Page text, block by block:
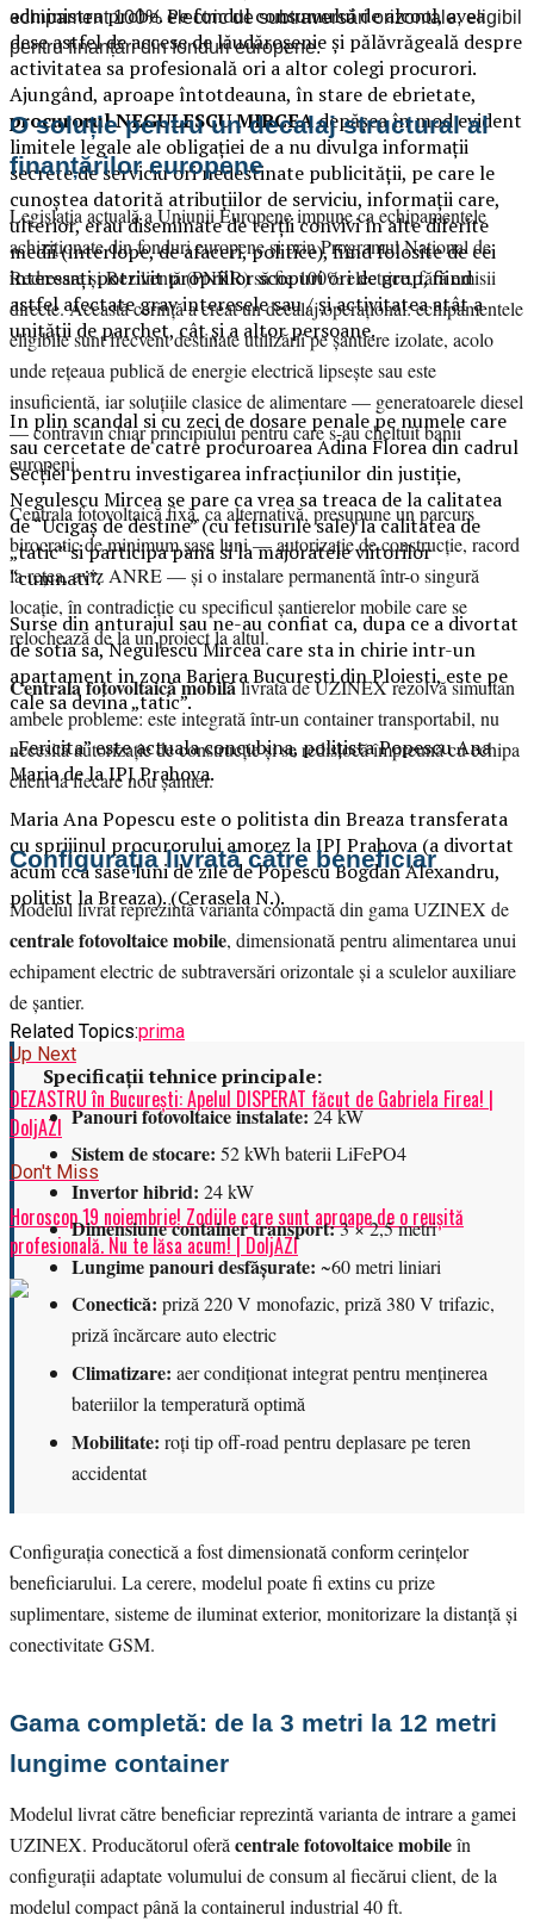
administra probe. Pe fondul consumului de alcool, avea
dese astfel de accese de lăudăroşenie şi pălăvrăgeală despre
activitatea sa profesională ori a altor colegi procurori.
Ajungând, aproape întotdeauna, în stare de ebrietate,
procurorul NEGULESCU MIRCEAdepăşea în mod evident
limitele legale ale obligaţiei de a nu divulga informaţii
secrete de serviciu ori nedestinate publicităţii, pe care le
cunoştea datorită atribuţiilor de serviciu, informaţii care,
ulterior, erau diseminate de terţii convivi în alte diferite
medii (interlope, de afaceri, politice), fiind folosite de cei
interesaţi potrivit propriilor scopuri ori de grup, fiind
astfel afectate grav interesele sau / şi activitatea atât a
unităţii de parchet, cât şi a altor persoane.
In plin scandal si cu zeci de dosare penale pe numele care
sau cercetate de catre procuroarea Adina Florea din cadrul
Secției pentru investigarea infracțiunilor din justiție,
Negulescu Mircea se pare ca vrea sa treaca de la calitatea
de “Ucigaş de destine” (cu fetisurile sale) la calitatea de
„tatic” si participa pana si la majoratele viitorilor
“cumnati”.
Surse din anturajul sau ne-au confiat ca, dupa ce a divortat
de sotia sa, Negulescu Mircea care sta in chirie intr-un
apartament in zona Bariera Bucuresti din Ploiesti, este pe
cale sa devina „tatic”.
„Fericita” este actuala concubina, polițista Popescu Ana
Maria de la IPJ Prahova.
Maria Ana Popescu este o politista din Breaza transferata
cu sprijinul procurorului amorez la IPJ Prahova (a divortat
acum cca sase luni de zile de Popescu Bogdan Alexandru,
politist la Breaza). (Cerasela N.).
Related Topics:prima
Up Next
DEZASTRU în București: Apelul DISPERAT făcut de Gabriela Firea! |
DoljAZI
Don't Miss
Horoscop 19 noiembrie! Zodiile care sunt aproape de o reușită
profesională. Nu te lăsa acum! | DoljAZI
echipament 100% electric de subtraversări orizontale, eligibil
pentru finanțări din fonduri europene.
O soluție pentru un decalaj structural al
finanțărilor europene
Legislația actuală a Uniunii Europene impune ca echipamentele
achiziționate din fonduri europene și prin Programul Național de
Redresare și Reziliență (PNRR) să fie 100% electrice, fără emisii
directe. Această cerință a creat un decalaj operațional: echipamentele
eligibile sunt frecvent destinate utilizării pe șantiere izolate, acolo
unde rețeaua publică de energie electrică lipsește sau este
insuficientă, iar soluțiile clasice de alimentare — generatoarele diesel
— contravin chiar principiului pentru care s-au cheltuit banii
europeni.
Centrala fotovoltaică fixă, ca alternativă, presupune un parcurs
birocratic de minimum șase luni — autorizație de construcție, racord
la rețea, aviz ANRE — și o instalare permanentă într-o singură
locație, în contradicție cu specificul șantierelor mobile care se
relochează de la un proiect la altul.
Centrala fotovoltaică mobilălivrată de UZINEX rezolvă simultan
ambele probleme: este integrată într-un container transportabil, nu
necesită autorizație de construcție și se redislocă împreună cu echipa
client la fiecare nou șantier.
Configurația livrată către beneficiar
Modelul livrat reprezintă varianta compactă din gama UZINEX de
centrale fotovoltaice mobile, dimensionată pentru alimentarea unui
echipament electric de subtraversări orizontale și a sculelor auxiliare
de șantier.
Specificații tehnice principale:
Panouri fotovoltaice instalate:24 kW
Sistem de stocare: 52 kWh baterii LiFePO4
Invertor hibrid: 24 kW
Dimensiune container transport:3 × 2,5 metri
Lungime panouri desfășurate: ~60 metri liniari
Conectică: priză 220 V monofazic, priză 380 V trifazic,
priză încărcare auto electric
Climatizare: aer condiționat integrat pentru menținerea
bateriilor la temperatură optimă
Mobilitate: roți tip off-road pentru deplasare pe teren
accidentat
Configurația conectică a fost dimensionată conform cerințelor
beneficiarului. La cerere, modelul poate fi extins cu prize
suplimentare, sisteme de iluminat exterior, monitorizare la distanță și
conectivitate GSM.
Gama completă: de la 3 metri la 12 metri
lungime container
Modelul livrat către beneficiar reprezintă varianta de intrare a gamei
UZINEX. Producătorul oferăcentrale fotovoltaice mobileîn
configurații adaptate volumului de consum al fiecărui client, de la
modelul compact până la containerul industrial 40 ft.